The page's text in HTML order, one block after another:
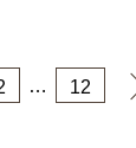
… 12